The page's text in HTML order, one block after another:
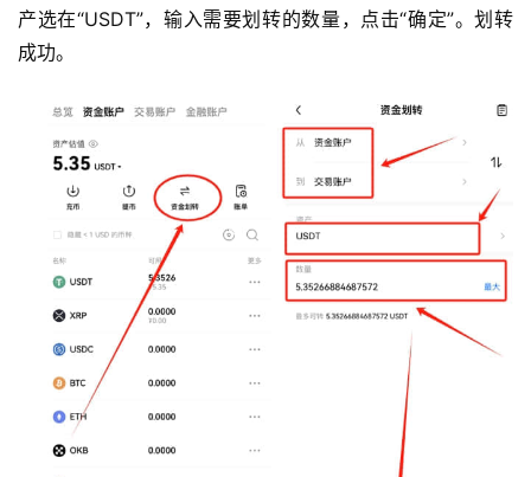
产选在“USDT”，输入需要划转的数量，点击“确定”。划转
成功。